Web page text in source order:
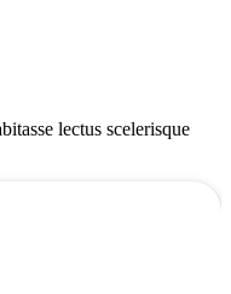
lectus scelerisque